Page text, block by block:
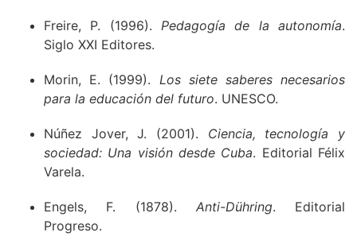
Freire, P. (1996). Pedagogía de la autonomía.
Siglo XXI Editores.
Morin, E. (1999). Los siete saberes necesarios
para la educación del futuro. UNESCO.
Núñez Jover, J. (2001). Ciencia, tecnología y
sociedad: Una visión desde Cuba. Editorial Félix
Varela.
Engels, F. (1878). Anti-Dühring. Editorial
Progreso.